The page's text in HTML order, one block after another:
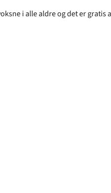
i alle aldre og det er gratis